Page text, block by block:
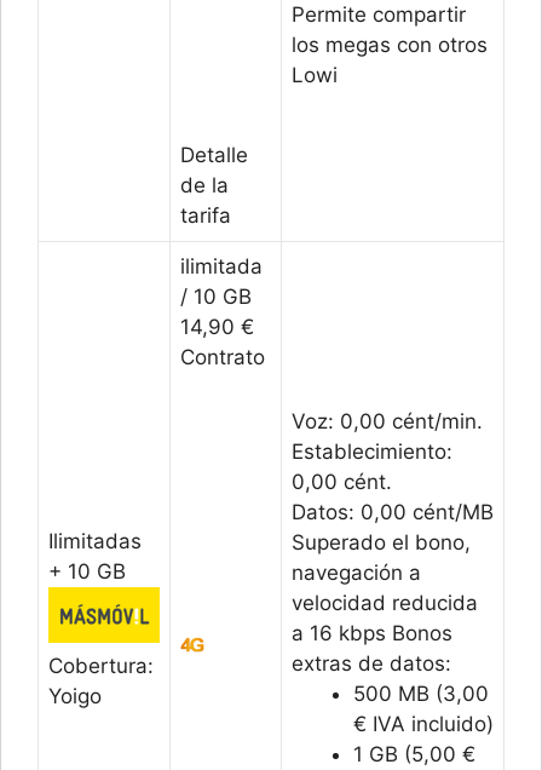
Detalle
de la
tarifa
Permite compartir
los megas con otros
Lowi
Ilimitadas
+ 10 GB
Cobertura:
Yoigo
ilimitada
/ 10 GB
14,90 €
Contrato
Voz: 0,00 cént/min.
Establecimiento:
0,00 cént.
Datos: 0,00 cént/MB
Superado el bono,
navegación a
velocidad reducida
a 16 kbps Bonos
extras de datos:
500 MB (3,00
€ IVA incluido)
1 GB (5,00 €